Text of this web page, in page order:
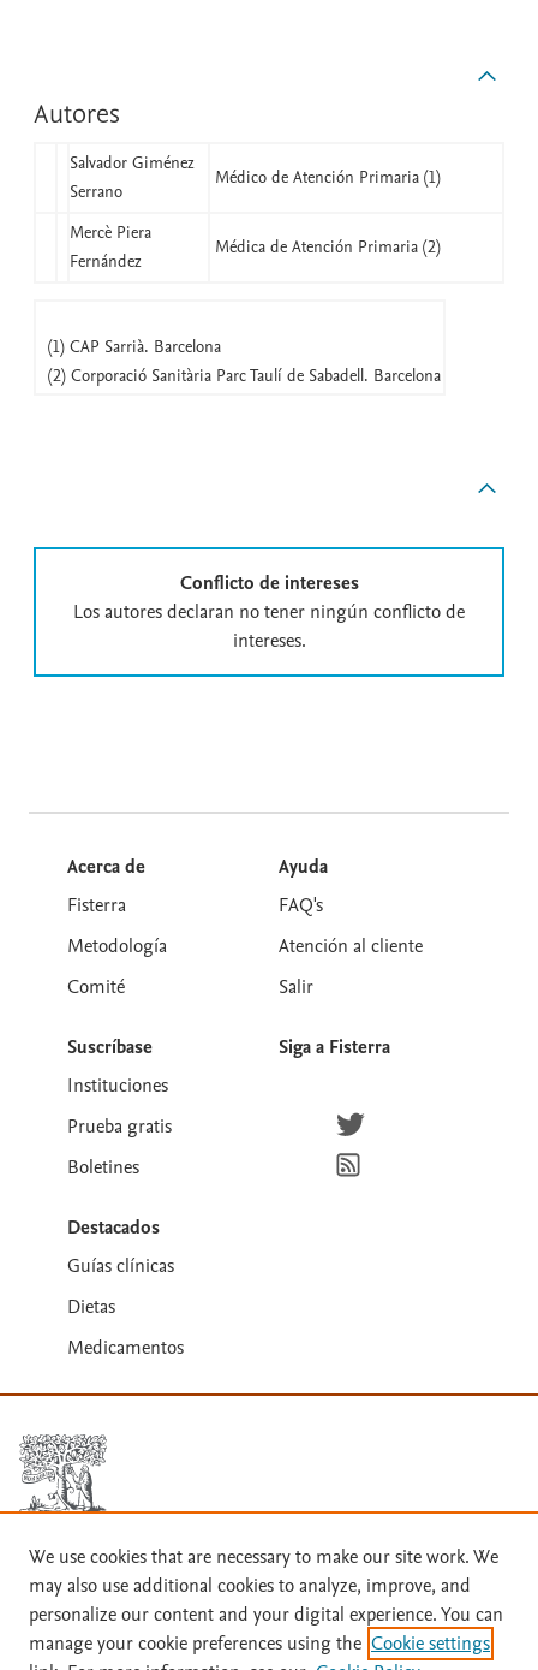
Autores
Salvador Giménez
Serrano
Médico de Atención Primaria (1)
Mercè Piera
Fernández
Médica de Atención Primaria (2)
(1) CAP Sarrià. Barcelona
(2) Corporació Sanitària Parc Taulí de Sabadell. Barcelona
Conflicto de intereses
Los autores declaran no tener ningún conflicto de
intereses.
Acerca de
Fisterra
Metodología
Comité
Suscríbase
Instituciones
Prueba gratis
Boletines
Destacados
Guías clínicas
Dietas
Medicamentos
Ayuda
FAQ's
Atención al cliente
Salir
Siga a Fisterra
Síguenos en Twitter
Suscríbete para recibir
Términos y condiciones
Política de privacidad
Copyright © 2026Elsevier España SLU, sus licenciantes y
We use cookies that are necessary to make our site work. We
may also use additional cookies to analyze, improve, and
personalize our content and your digital experience. You can
manage your cookie preferences using the Cookie settings